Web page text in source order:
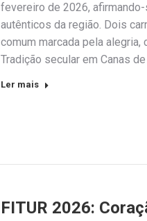
fevereiro de 2026,
autênticos da região. Dois
comum marcada pela
Tradição secular em Canas de
Ler mais
FITUR 2026: